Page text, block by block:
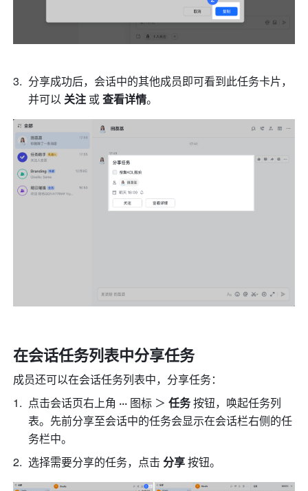
分享成功后，会话中的其他成员即可看到此任务卡片，
并可以 关注 或 查看详情。
在会话任务列表中分享任务
成员还可以在会话任务列表中，分享任务：
点击会话页右上角 ··· 图标 ＞ 任务 按钮，唤起任务列
表。先前分享至会话中的任务会显示在会话栏右侧的任
务栏中。
选择需要分享的任务，点击 分享 按钮。